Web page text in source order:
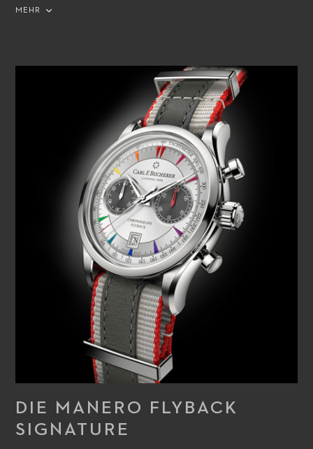
umweltfreundlichem Material präsentiert, das in einem
MEHR
DIE MANERO FLYBACK
SIGNATURE